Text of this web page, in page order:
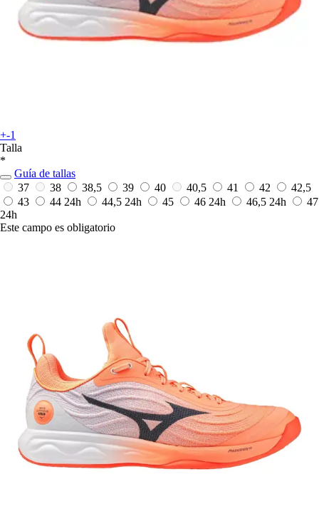
+-1
Talla
*
Guía de tallas
37
38 38,5 39 40 40,5 41 42
42,5
43
44 24h 44,5 24h 45 46 24h 46,5 24h
47
24h
Este campo es obligatorio